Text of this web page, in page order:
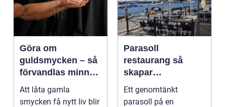
Göra om
guldsmycken – så
förvandlas minnen
till nya favoriter
Att låta gamla
smycken få nytt liv blir
Parasoll
restaurang så
skapar
uteserveringen rätt
känsla året runt
Ett genomtänkt
parasoll på en